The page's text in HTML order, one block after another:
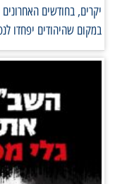
יקרים, בחודשים האחרונים
במקום שהיהודים יפחדו